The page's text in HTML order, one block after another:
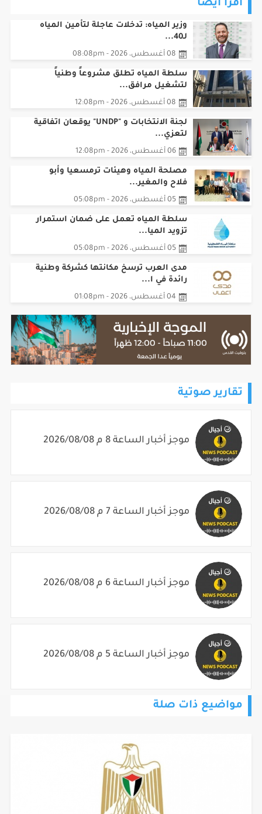
اقرأ أيضا
وزير المياه: تدخلات عاجلة لتأمين المياه
لـ40...
08 أغسطس، 2026 - 08:08pm
سلطة المياه تطلق مشروعاً وطنياً
لتشغيل مرافق...
08 أغسطس، 2026 - 12:08pm
لجنة الانتخابات و "UNDP" يوقعان اتفاقية
لتعزي...
06 أغسطس، 2026 - 12:08pm
مصلحة المياه وهيئات ترمسعيا وأبو
فلاح والمغير...
05 أغسطس، 2026 - 05:08pm
سلطة المياه تعمل على ضمان استمرار
تزويد الميا...
05 أغسطس، 2026 - 05:08pm
مدى العرب ترسخ مكانتها كشركة وطنية
رائدة في ا...
04 أغسطس، 2026 - 01:08pm
تقارير صوتية
موجز أخبار الساعة 8 م 2026/08/08
موجز أخبار الساعة 7 م 2026/08/08
موجز أخبار الساعة 6 م 2026/08/08
موجز أخبار الساعة 5 م 2026/08/08
مواضيع ذات صلة